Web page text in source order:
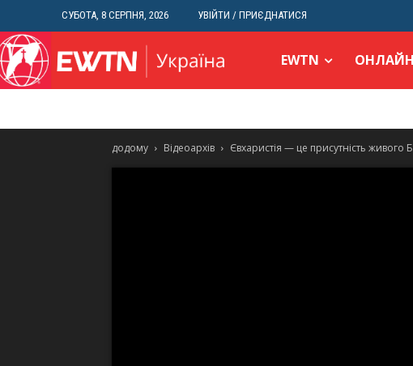
СУБОТА, 8 СЕРПНЯ, 2026 УВІЙТИ / ПРИЄДНАТИСЯ
EWTN ОНЛАЙН
додому Відеоархів Євхаристія — це присутність живого